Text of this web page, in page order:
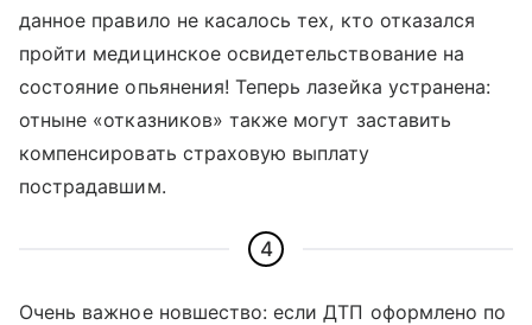
данное правило не касалось тех, кто отказался
пройти медицинское освидетельствование на
состояние опьянения! Теперь лазейка устранена:
отныне «отказников» также могут заставить
компенсировать страховую выплату
пострадавшим.
4
Очень важное новшество: если ДТП оформлено по